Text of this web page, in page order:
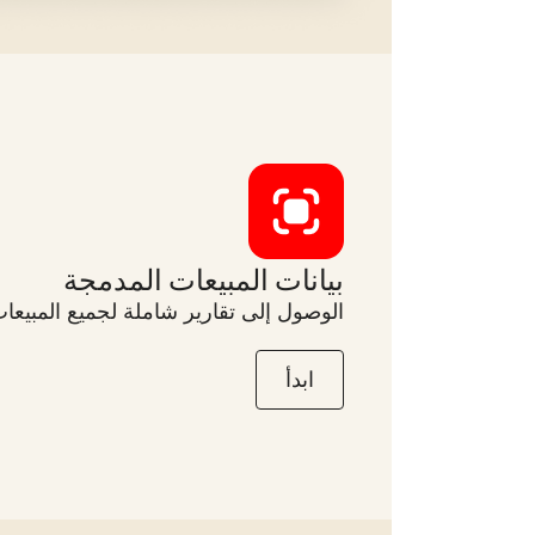
بيانات المبيعات المدمجة
الوصول إلى تقارير شاملة لجميع
ابدأ